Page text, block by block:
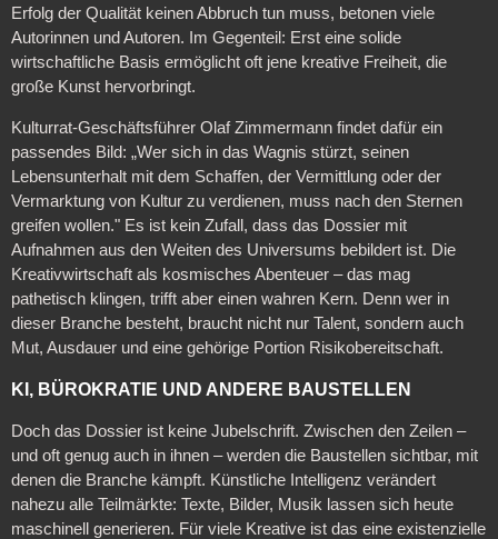
Erfolg der Qualität keinen Abbruch tun muss, betonen viele
Autorinnen und Autoren. Im Gegenteil: Erst eine solide
wirtschaftliche Basis ermöglicht oft jene kreative Freiheit, die
große Kunst hervorbringt.
Kulturrat-Geschäftsführer Olaf Zimmermann findet dafür ein
passendes Bild: „Wer sich in das Wagnis stürzt, seinen
Lebensunterhalt mit dem Schaffen, der Vermittlung oder der
Vermarktung von Kultur zu verdienen, muss nach den Sternen
greifen wollen." Es ist kein Zufall, dass das Dossier mit
Aufnahmen aus den Weiten des Universums bebildert ist. Die
Kreativwirtschaft als kosmisches Abenteuer – das mag
pathetisch klingen, trifft aber einen wahren Kern. Denn wer in
dieser Branche besteht, braucht nicht nur Talent, sondern auch
Mut, Ausdauer und eine gehörige Portion Risikobereitschaft.
KI, BÜROKRATIE UND ANDERE BAUSTELLEN
Doch das Dossier ist keine Jubelschrift. Zwischen den Zeilen –
und oft genug auch in ihnen – werden die Baustellen sichtbar, mit
denen die Branche kämpft. Künstliche Intelligenz verändert
nahezu alle Teilmärkte: Texte, Bilder, Musik lassen sich heute
maschinell generieren. Für viele Kreative ist das eine existenzielle